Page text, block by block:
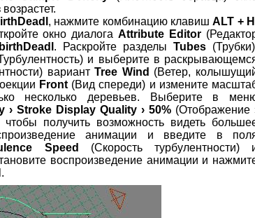
, нажмите комбинацию клавишALT + H
окно диалогаAttribute Editor
birthDeadl . Раскройте разделы Tubes
и выберите в
вариантTree Wind (Ветер,
Front (Вид спереди) и измените
несколько деревьев. Выберите в
› Stroke Display Quality › 50% (Отображение
получить возможность видеть
анимации и введите в
Speed
(Скорость турбулентности)
воспроизведение анимации и
.